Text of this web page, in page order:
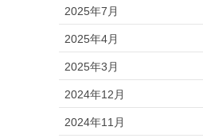
2025年7月
2025年4月
2025年3月
2024年12月
2024年11月